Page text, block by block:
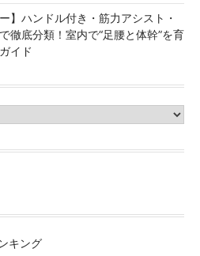
】ハンドル付き・筋力アシスト・
徹底分類！室内で“足腰と体幹”を育
イド
キング